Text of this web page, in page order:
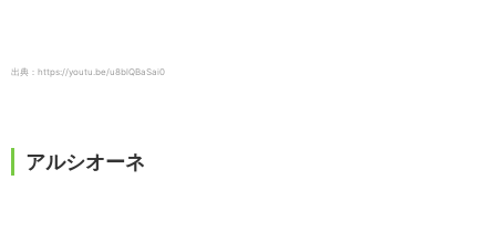
出典：https://youtu.be/u8blQBaSai0
アルシオーネ